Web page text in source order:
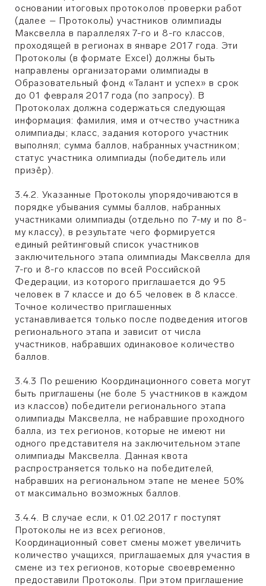
основании итоговых протоколов проверки работ
(далее – Протоколы) участников олимпиады
Максвелла в параллелях 7-го и 8-го классов,
проходящей в регионах в январе 2017 года. Эти
Протоколы (в формате Excel) должны быть
направлены организаторами олимпиады в
Образовательный фонд «Талант и успех» в срок
до 01 февраля 2017 года (по запросу). В
Протоколах должна содержаться следующая
информация: фамилия, имя и отчество участника
олимпиады; класс, задания которого участник
выполнял; сумма баллов, набранных участником;
статус участника олимпиады (победитель или
призёр).
3.4.2. Указанные Протоколы упорядочиваются в
порядке убывания суммы баллов, набранных
участниками олимпиады (отдельно по 7-му и по 8-
му классу), в результате чего формируется
единый рейтинговый список участников
заключительного этапа олимпиады Максвелла для
7-го и 8-го классов по всей Российской
Федерации, из которого приглашается до 95
человек в 7 классе и до 65 человек в 8 классе.
Точное количество приглашенных
устанавливается только после подведения итогов
регионального этапа и зависит от числа
участников, набравших одинаковое количество
баллов.
3.4.3 По решению Координационного совета могут
быть приглашены (не боле 5 участников в каждом
из классов) победители регионального этапа
олимпиады Максвелла, не набравшие проходного
балла, из тех регионов, которые не имеют ни
одного представителя на заключительном этапе
олимпиады Максвелла. Данная квота
распространяется только на победителей,
набравших на региональном этапе не менее 50%
от максимально возможных баллов.
3.4.4. В случае если, к 01.02.2017 г поступят
Протоколы не из всех регионов,
Координационный совет смены может увеличить
количество учащихся, приглашаемых для участия в
смене из тех регионов, которые своевременно
предоставили Протоколы. При этом приглашение